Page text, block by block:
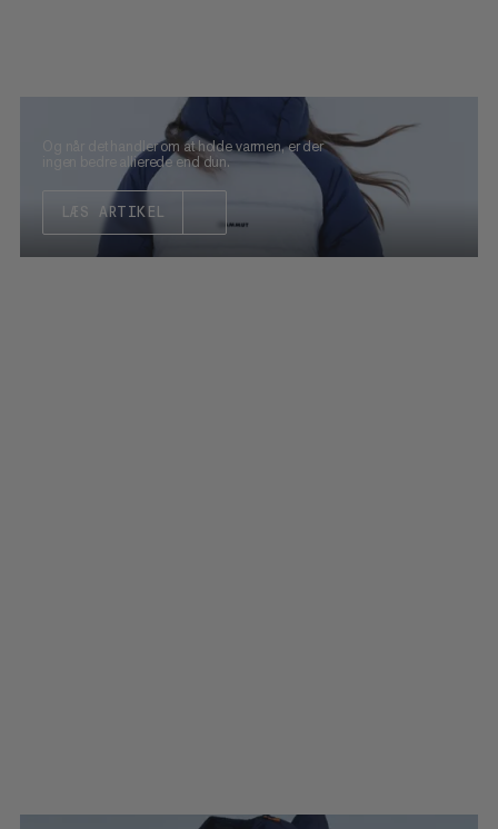
Og når det handler om at holde varmen, er der
ingen bedre allierede end dun.
LÆS ARTIKEL